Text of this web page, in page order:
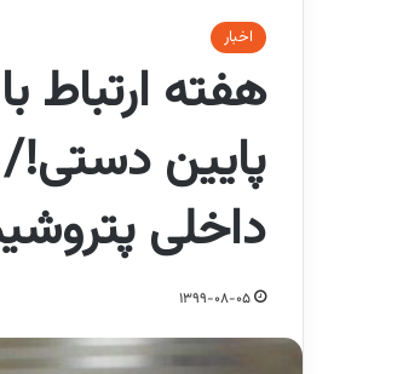
اخبار
هفته ارتباط
داخلی
1399-08-05